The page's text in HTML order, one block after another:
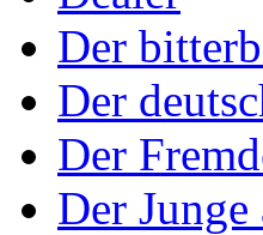
Der
Der
Der
Der